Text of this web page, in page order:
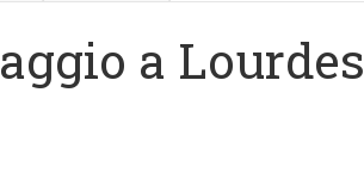
a Lourdes